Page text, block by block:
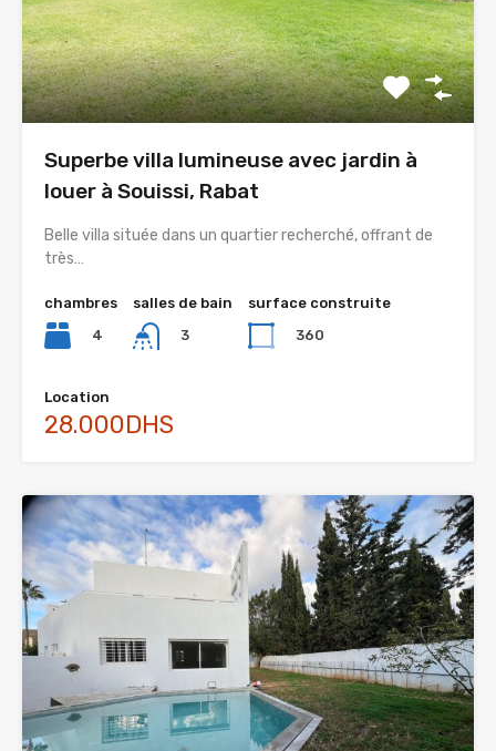
Superbe villa lumineuse avec jardin à
louer à Souissi, Rabat
Belle villa située dans un quartier recherché, offrant de
très…
chambres
4
salles de bain
3
surface construite
360
Location
28.000DHS